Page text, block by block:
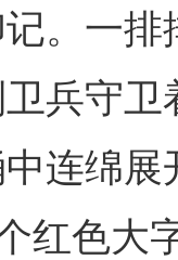
。一
兵守
连绵
红色